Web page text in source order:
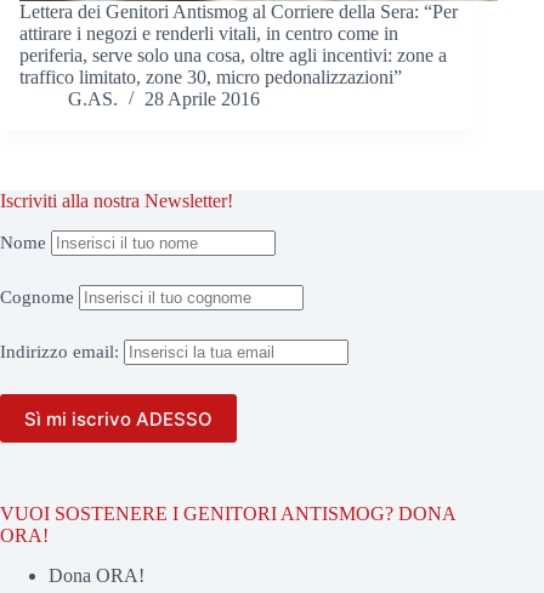
Lettera dei Genitori Antismog al Corriere della Sera: “Per
attirare i negozi e renderli vitali, in centro come in
periferia, serve solo una cosa, oltre agli incentivi: zone a
traffico limitato, zone 30, micro pedonalizzazioni”
G.AS.
28 Aprile 2016
Iscriviti alla nostra Newsletter!
Nome
Cognome
Indirizzo email:
VUOI SOSTENERE I GENITORI ANTISMOG? DONA
ORA!
Dona ORA!